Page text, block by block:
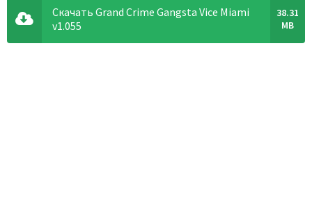
Скачать Grand Crime Gangsta Vice Miami
v1.055
38.31
MB